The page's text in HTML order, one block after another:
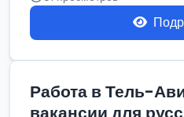
Работа в Тель-